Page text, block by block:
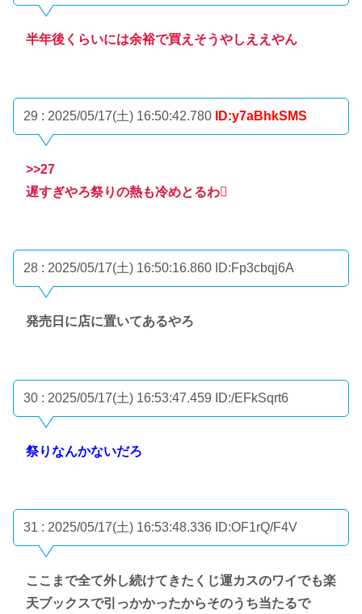
半年後くらいには余裕で買えそうやしええやん
29 : 2025/05/17(土) 16:50:42.780 ID:y7aBhkSMS
>>27
遅すぎやろ祭りの熱も冷めとるわ🫩
28 : 2025/05/17(土) 16:50:16.860 ID:Fp3cbqj6A
発売日に店に置いてあるやろ
30 : 2025/05/17(土) 16:53:47.459 ID:/EFkSqrt6
祭りなんかないだろ
31 : 2025/05/17(土) 16:53:48.336 ID:OF1rQ/F4V
ここまで全て外し続けてきたくじ運カスのワイでも楽
天ブックスで引っかかったからそのうち当たるで